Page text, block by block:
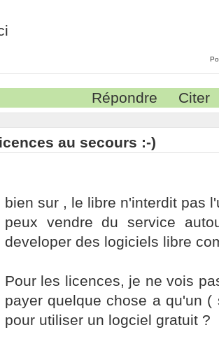
Répondre Citer
au secours :-)
bien sur , le libre n'interdit pas
peux vendre du service
developer des logiciels libre
Pour les licences, je ne vois
payer quelque chose a qu'un
pour utiliser un logciel gratuit ?